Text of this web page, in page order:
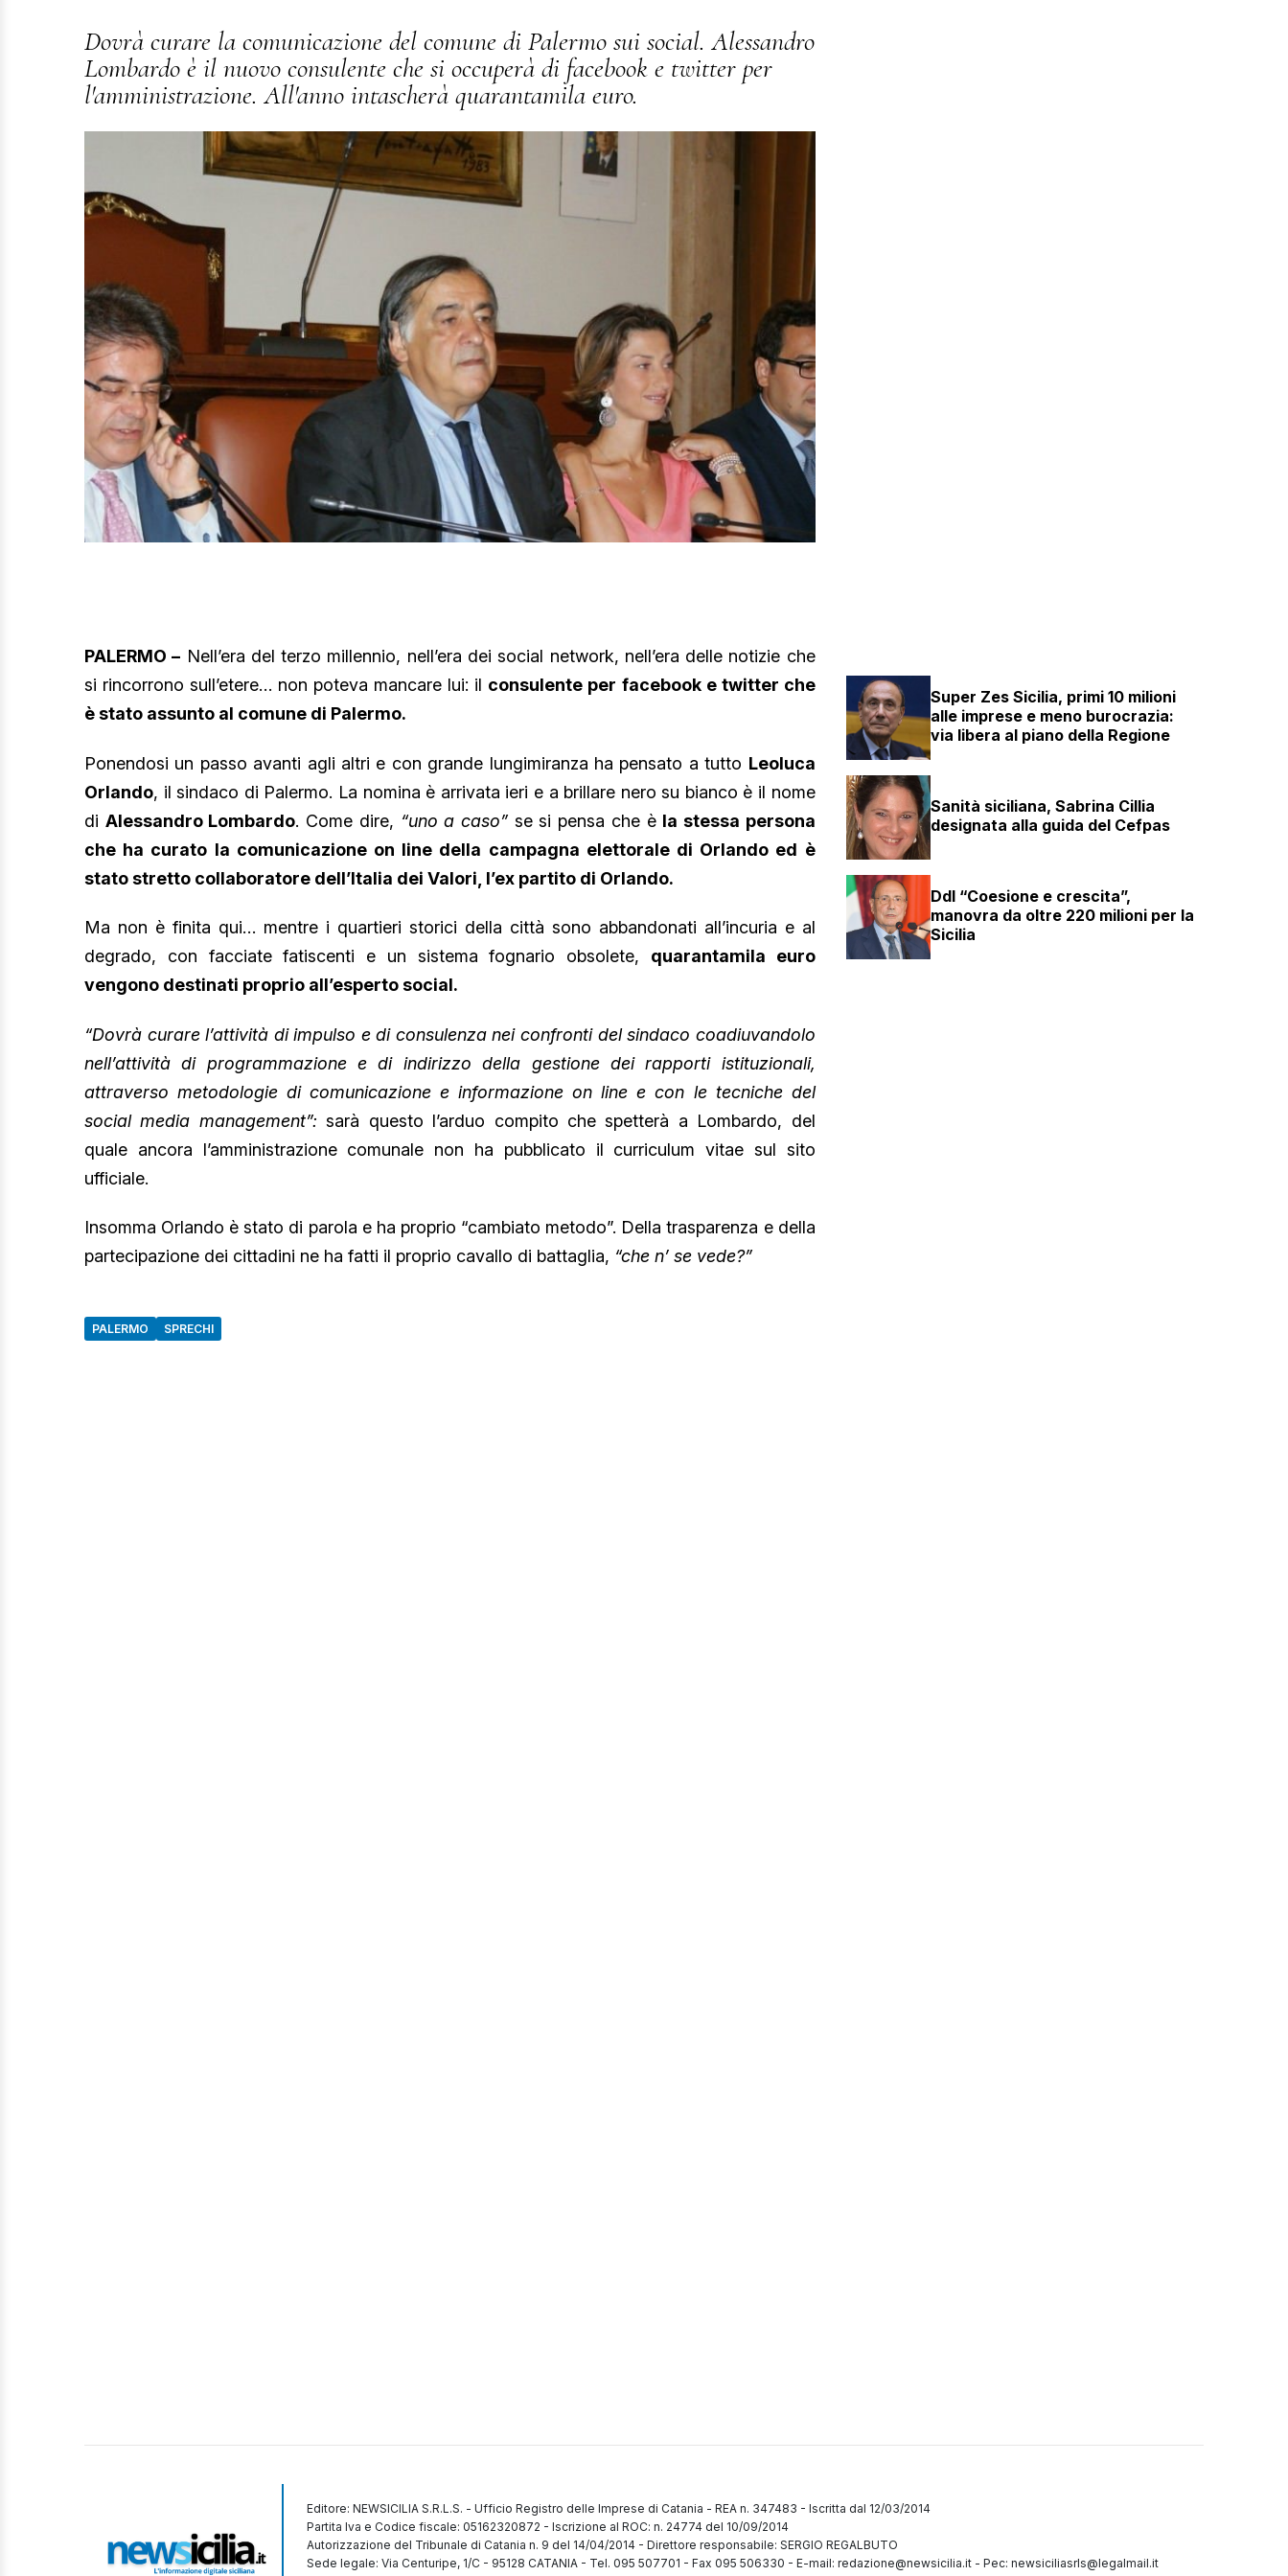
Dovrà curare la comunicazione del comune di Palermo sui social. Alessandro
Lombardo è il nuovo consulente che si occuperà di facebook e twitter per
l'amministrazione. All'anno intascherà quarantamila euro.
PALERMO – Nell’era del terzo millennio, nell’era dei social network, nell’era delle notizie che
si rincorrono sull’etere… non poteva mancare lui: il consulente per facebook e twitter che
è stato assunto al comune di Palermo.
Ponendosi un passo avanti agli altri e con grande lungimiranza ha pensato a tutto Leoluca
Orlando, il sindaco di Palermo. La nomina è arrivata ieri e a brillare nero su bianco è il nome
di Alessandro Lombardo. Come dire, “uno a caso” se si pensa che è la stessa persona
che ha curato la comunicazione on line della campagna elettorale di Orlando ed è
stato stretto collaboratore dell’Italia dei Valori, l’ex partito di Orlando.
Ma non è finita qui… mentre i quartieri storici della città sono abbandonati all’incuria e al
degrado, con facciate fatiscenti e un sistema fognario obsolete, quarantamila euro
vengono destinati proprio all’esperto social.
“Dovrà curare l’attività di impulso e di consulenza nei confronti del sindaco coadiuvandolo
nell’attività di programmazione e di indirizzo della gestione dei rapporti istituzionali,
attraverso metodologie di comunicazione e informazione on line e con le tecniche del
social media management”:sarà questo l’arduo compito che spetterà a Lombardo, del
quale ancora l’amministrazione comunale non ha pubblicato il curriculum vitae sul sito
ufficiale.
Insomma Orlando è stato di parola e ha proprio “cambiato metodo”. Della trasparenza e della
partecipazione dei cittadini ne ha fatti il proprio cavallo di battaglia, “che n’ se vede?”
PALERMO SPRECHI
Super Zes Sicilia, primi 10 milioni
alle imprese e meno burocrazia:
via libera al piano della Regione
Sanità siciliana, Sabrina Cillia
designata alla guida del Cefpas
Ddl “Coesione e crescita”,
manovra da oltre 220 milioni per la
Sicilia
Editore: NEWSICILIA S.R.L.S. - Ufficio Registro delle Imprese di Catania - REA n. 347483 - Iscritta dal 12/03/2014
Partita Iva e Codice fiscale: 05162320872 - Iscrizione al ROC: n. 24774 del 10/09/2014
Autorizzazione del Tribunale di Catania n. 9 del 14/04/2014 - Direttore responsabile: SERGIO REGALBUTO
Sede legale: Via Centuripe, 1/C - 95128 CATANIA - Tel. 095 507701 - Fax 095 506330 - E-mail: redazione@newsicilia.it - Pec: newsiciliasrls@legalmail.it